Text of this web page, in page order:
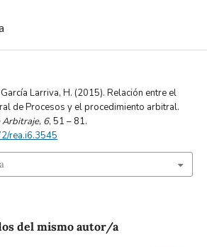
Larriva, H. (2015). Relación entre el
de Procesos y el procedimiento arbitral.
Arbitraje, 6, 51 – 81.
rea.i6.3545
del mismo autor/a